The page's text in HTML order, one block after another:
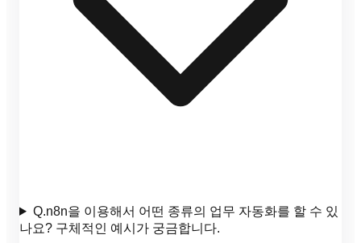
Q.n8n을 이용해서 어떤 종류의 업무 자동화를 할 수 있
나요? 구체적인 예시가 궁금합니다.